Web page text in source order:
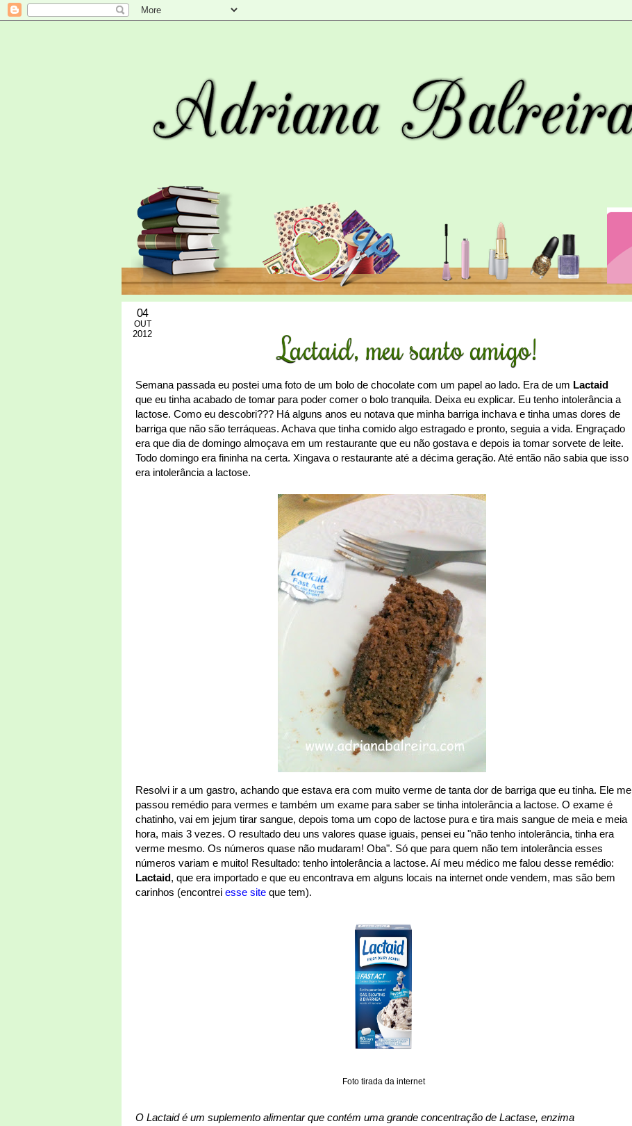
04
OUT
2012 Lactaid, meu santo amigo!
Semana passada eu postei uma foto de um bolo de chocolate com um papel ao lado. Era de um Lactaid
que eu tinha acabado de tomar para poder comer o bolo tranquila. Deixa eu explicar. Eu tenho intolerância a
lactose. Como eu descobri??? Há alguns anos eu notava que minha barriga inchava e tinha umas dores de
barriga que não são terráqueas. Achava que tinha comido algo estragado e pronto, seguia a vida. Engraçado
era que dia de domingo almoçava em um restaurante que eu não gostava e depois ia tomar sorvete de leite.
Todo domingo era fininha na certa. Xingava o restaurante até a décima geração. Até então não sabia que isso
era intolerância a lactose.
Resolvi ir a um gastro, achando que estava era com muito verme de tanta dor de barriga que eu tinha. Ele me
passou remédio para vermes e também um exame para saber se tinha intolerância a lactose. O exame é
chatinho, vai em jejum tirar sangue, depois toma um copo de lactose pura e tira mais sangue de meia e meia
hora, mais 3 vezes. O resultado deu uns valores quase iguais, pensei eu "não tenho intolerância, tinha era
verme mesmo. Os números quase não mudaram! Oba". Só que para quem não tem intolerância esses
números variam e muito! Resultado: tenho intolerância a lactose. Aí meu médico me falou desse remédio:
Lactaid, que era importado e que eu encontrava em alguns locais na internet onde vendem, mas são bem
carinhos (encontrei esse site que tem).
Foto tirada da internet
O Lactaid é um suplemento alimentar que contém uma grande concentração de Lactase, enzima